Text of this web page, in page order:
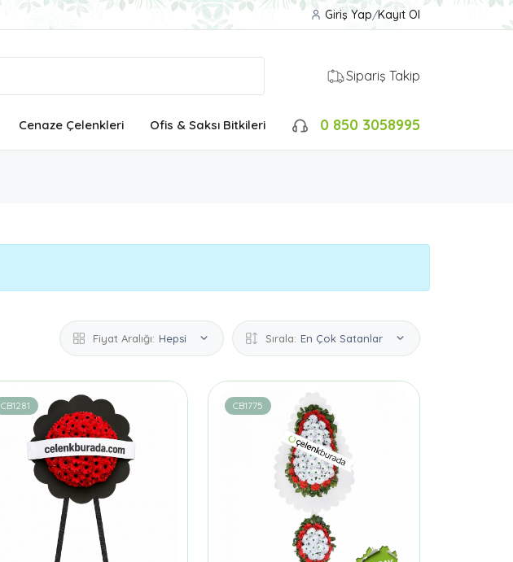
Giriş Yap/Kayıt Ol
Sipariş Takip
Cenaze Çelenkleri Ofis & Saksı Bitkileri 0 850 3058995
Fiyat Aralığı: Hepsi Sırala: En Çok Satanlar
CB1281 CB1775